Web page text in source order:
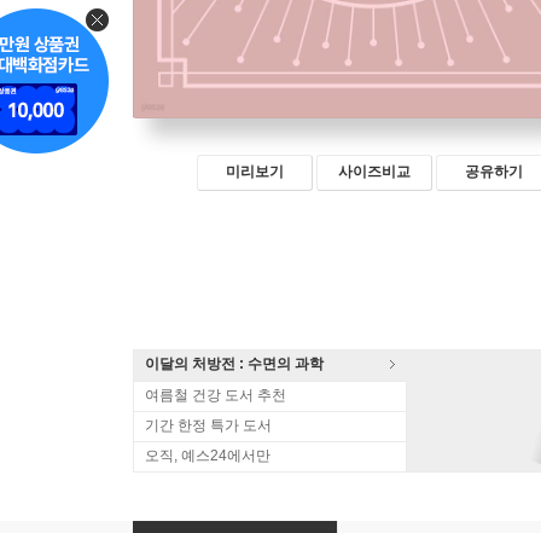
미리보기 사이즈비교 공유하기
이달의 처방전 : 수면의 과학
여름철 건강 도서 추천
기간 한정 특가 도서
오직, 예스24에서만